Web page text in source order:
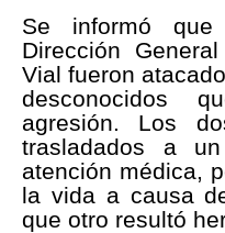
Se informó
Dirección
Vial fueron
desconocidos
agresión. Los
trasladados a
atención médica,
la vida a causa
que otro resultó